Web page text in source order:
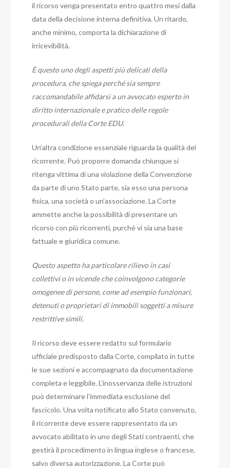
il ricorso venga presentato entro quattro mesi dalla
data della decisione interna definitiva. Un ritardo,
anche minimo, comporta la dichiarazione di
irricevibilità.
È questo uno degli aspetti più delicati della
procedura, che spiega perché sia sempre
raccomandabile affidarsi a un avvocato esperto in
diritto internazionale e pratico delle regole
procedurali della Corte EDU.
Un’altra condizione essenziale riguarda la qualità del
ricorrente. Può proporre domanda chiunque si
ritenga vittima di una violazione della Convenzione
da parte di uno Stato parte, sia esso una persona
fisica, una società o un’associazione. La Corte
ammette anche la possibilità di presentare un
ricorso con più ricorrenti, purché vi sia una base
fattuale e giuridica comune.
Questo aspetto ha particolare rilievo in casi
collettivi o in vicende che coinvolgono categorie
omogenee di persone, come ad esempio funzionari,
detenuti o proprietari di immobili soggetti a misure
restrittive simili.
Il ricorso deve essere redatto sul formulario
ufficiale predisposto dalla Corte, compilato in tutte
le sue sezioni e accompagnato da documentazione
completa e leggibile. L’inosservanza delle istruzioni
può determinare l’immediata esclusione del
fascicolo. Una volta notificato allo Stato convenuto,
il ricorrente deve essere rappresentato da un
avvocato abilitato in uno degli Stati contraenti, che
gestirà il procedimento in lingua inglese o francese,
salvo diversa autorizzazione. La Corte può